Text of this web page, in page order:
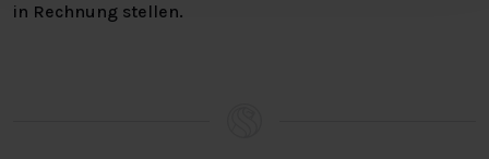
in Rechnung stellen.